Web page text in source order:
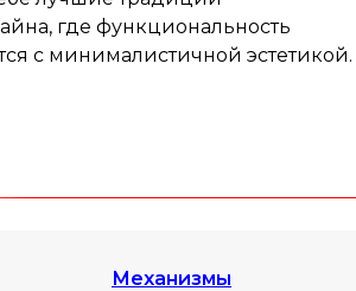
где функциональность
с минималистичной эстетикой.
Механизмы